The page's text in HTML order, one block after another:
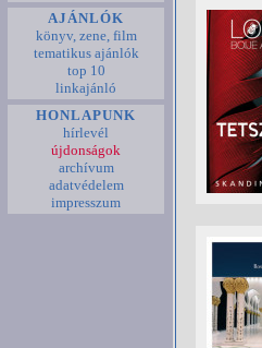
AJÁNLÓK
könyv, zene, film
tematikus ajánlók
top 10
linkajánló
HONLAPUNK
hírlevél
újdonságok
archívum
adatvédelem
impresszum